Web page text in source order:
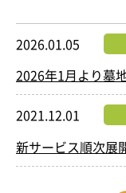
2026.01.05
2026年1月より墓
2021.12.01
新サービス順次展